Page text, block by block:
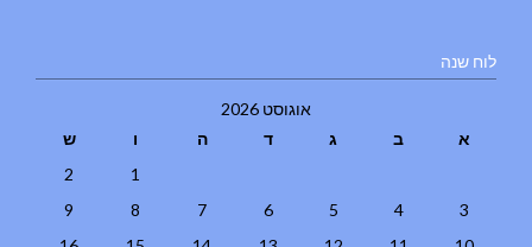
לוח שנה
אוגוסט 2026
א
ב ג ד ה ו
ש
1
2
3
4
5
6
7
8
9